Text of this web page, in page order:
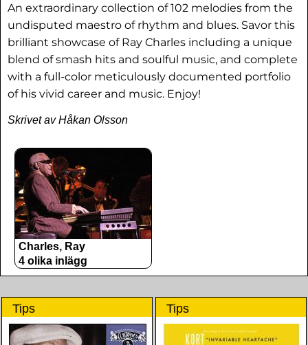
An extraordinary collection of 102 melodies from the
undisputed maestro of rhythm and blues. Savor this
brilliant showcase of Ray Charles including a unique
blend of smash hits and soulful music, and complete
with a full-color meticulously documented portfolio
of his vivid career and music. Enjoy!
Skrivet av Håkan Olsson
Charles, Ray
4 olika inlägg
Tips Tips